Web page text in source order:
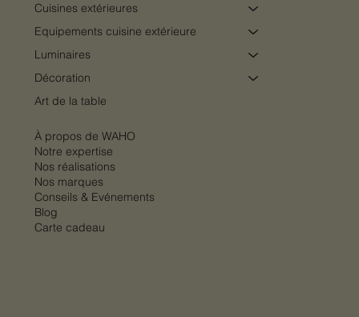
Cuisines extérieures
Equipements cuisine extérieure
Luminaires
Décoration
Art de la table
À propos de WAHO
Notre expertise
Nos réalisations
Nos marques
Conseils & Evénements
Blog
Carte cadeau